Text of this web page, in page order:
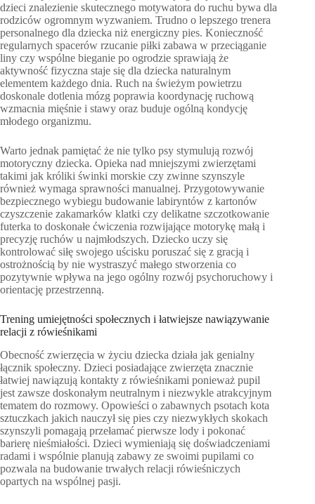
dzieci znalezienie skutecznego motywatora do ruchu bywa dla
rodziców ogromnym wyzwaniem. Trudno o lepszego trenera
personalnego dla dziecka niż energiczny pies. Konieczność
regularnych spacerów rzucanie piłki zabawa w przeciąganie
liny czy wspólne bieganie po ogrodzie sprawiają że
aktywność fizyczna staje się dla dziecka naturalnym
elementem każdego dnia. Ruch na świeżym powietrzu
doskonale dotlenia mózg poprawia koordynację ruchową
wzmacnia mięśnie i stawy oraz buduje ogólną kondycję
młodego organizmu.
Warto jednak pamiętać że nie tylko psy stymulują rozwój
motoryczny dziecka. Opieka nad mniejszymi zwierzętami
takimi jak króliki świnki morskie czy zwinne szynszyle
również wymaga sprawności manualnej. Przygotowywanie
bezpiecznego wybiegu budowanie labiryntów z kartonów
czyszczenie zakamarków klatki czy delikatne szczotkowanie
futerka to doskonałe ćwiczenia rozwijające motorykę małą i
precyzję ruchów u najmłodszych. Dziecko uczy się
kontrolować siłę swojego uścisku poruszać się z gracją i
ostrożnością by nie wystraszyć małego stworzenia co
pozytywnie wpływa na jego ogólny rozwój psychoruchowy i
orientację przestrzenną.
Trening umiejętności społecznych i łatwiejsze nawiązywanie
relacji z rówieśnikami
Obecność zwierzęcia w życiu dziecka działa jak genialny
łącznik społeczny. Dzieci posiadające zwierzęta znacznie
łatwiej nawiązują kontakty z rówieśnikami ponieważ pupil
jest zawsze doskonałym neutralnym i niezwykle atrakcyjnym
tematem do rozmowy. Opowieści o zabawnych psotach kota
sztuczkach jakich nauczył się pies czy niezwykłych skokach
szynszyli pomagają przełamać pierwsze lody i pokonać
barierę nieśmiałości. Dzieci wymieniają się doświadczeniami
radami i wspólnie planują zabawy ze swoimi pupilami co
pozwala na budowanie trwałych relacji rówieśniczych
opartych na wspólnej pasji.